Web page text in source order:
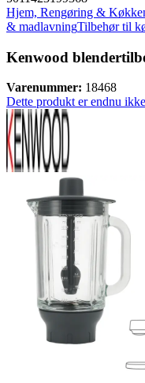
Hjem, Rengøring &
& madlavningTilbehør til
Kenwood
Varenummer: 18468
Dette produkt er endnu